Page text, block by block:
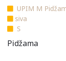
UPIM M
siva
S
Pidžama